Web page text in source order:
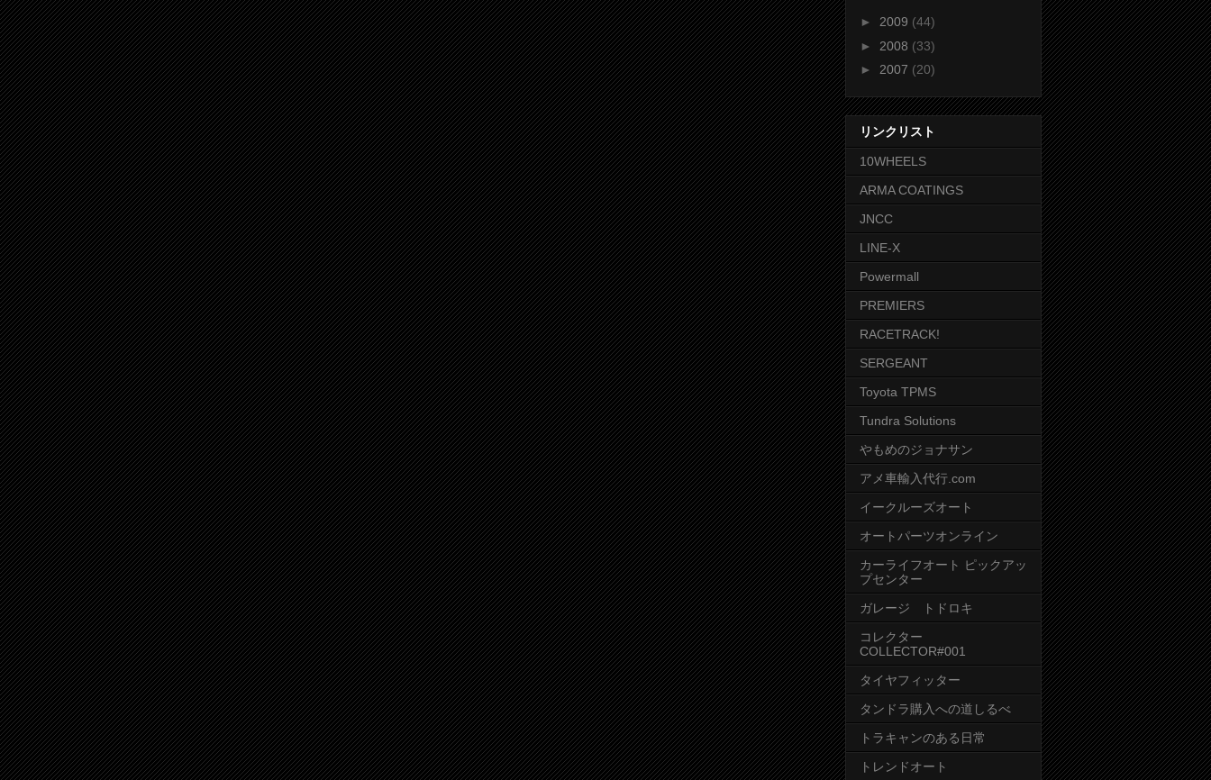
► 2009 (44)
► 2008 (33)
► 2007 (20)
リンクリスト
10WHEELS
ARMA COATINGS
JNCC
LINE-X
Powermall
PREMIERS
RACETRACK!
SERGEANT
Toyota TPMS
Tundra Solutions
やもめのジョナサン
アメ車輸入代行.com
イークルーズオート
オートパーツオンライン
カーライフオート ピックアッ
プセンター
ガレージ トドロキ
コレクター
COLLECTOR#001
タイヤフィッター
タンドラ購入への道しるべ
トラキャンのある日常
トレンドオート